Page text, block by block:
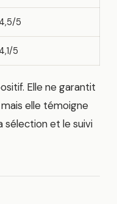
5
5
Elle ne garantit
elle témoigne
sélection et le suivi